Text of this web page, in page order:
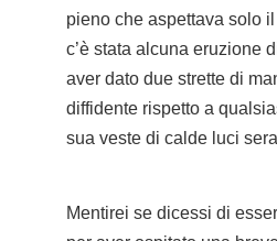
pieno che aspettava solo
c’è stata alcuna eruzione
aver dato due strette di
diffidente rispetto a
sua veste di calde luci
Mentirei se dicessi di